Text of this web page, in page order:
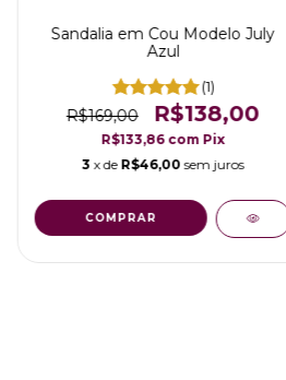
Sandalia em Cou Modelo July
Azul
(1)
R$169,00 R$138,00
R$133,86 com Pix
3 x de R$46,00 sem juros
COMPRAR